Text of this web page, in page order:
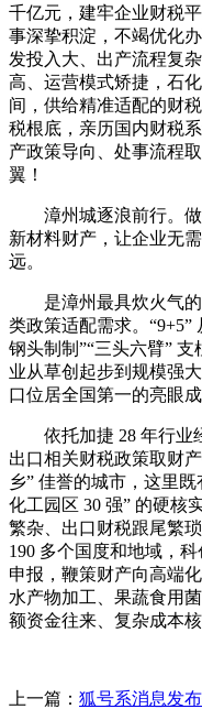
千亿元，建牢企业财税
事深挚积淀，不竭优化
发投入大、出产流程复
高、运营模式矫捷，石
间，供给精准适配的财
税根底，亲历国内财税
产政策导向、处事流程
翼！
漳州城逐浪前行。做
新材料财产，让企业无
远。
是漳州最具炊火气的
类政策适配需求。“9+5”
钢头制制”“三头六臂”
业从草创起步到规模强
口位居全国第一的亮眼成
依托加捷 28 年行业
出口相关财税政策取财
乡” 佳誉的城市，这里
化工园区 30 强” 的硬核
繁杂、出口财税跟尾繁
190 多个国度和地域，
申报，鞭策财产向高端
水产物加工、果蔬食用
额资金往来、复杂成本
上一篇： 狐号系消息发